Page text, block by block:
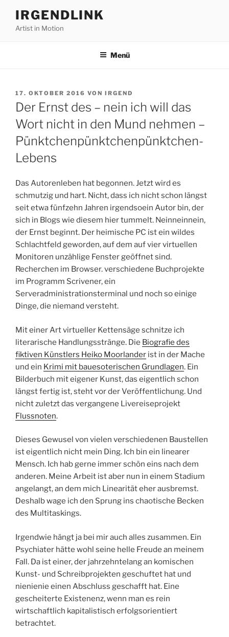
Inhalt
springen
IRGENDLINK
Artist in Motion
Menü
VERÖFFENTLICHT
AM
17. OKTOBER 2016 VON IRGEND
Der Ernst des – nein ich will das
Wort nicht in den Mund nehmen –
Pünktchenpünktchenpünktchen-
Lebens
Das Autorenleben hat begonnen. Jetzt wird es
schmutzig und hart. Nicht, dass ich nicht schon längst
seit etwa fünfzehn Jahren irgendsoein Autor bin, der
sich in Blogs wie diesem hier tummelt. Neinneinnein,
der Ernst beginnt. Der heimische PC ist ein wildes
Schlachtfeld geworden, auf dem auf vier virtuellen
Monitoren unzählige Fenster geöffnet sind.
Recherchen im Browser. verschiedene Buchprojekte
im Programm Scrivener, ein
Serveradministrationsterminal und noch so einige
Dinge, die niemand versteht.
Mit einer Art virtueller Kettensäge schnitze ich
literarische Handlungsstränge. Die Biografie des
fiktiven Künstlers Heiko Moorlander ist in der Mache
und ein Krimi mit bauesoterischen Grundlagen. Ein
Bilderbuch mit eigener Kunst, das eigentlich schon
längst fertig ist, steht vor der Veröffentlichung. Und
nicht zuletzt das vergangene Livereiseprojekt
Flussnoten.
Dieses Gewusel von vielen verschiedenen Baustellen
ist eigentlich nicht mein Ding. Ich bin ein linearer
Mensch. Ich hab gerne immer schön eins nach dem
anderen. Meine Arbeit ist aber nun in einem Stadium
angelangt, an dem mich Linearität eher ausbremst.
Deshalb wage ich den Sprung ins chaotische Becken
des Multitaskings.
Irgendwie hängt ja bei mir auch alles zusammen. Ein
Psychiater hätte wohl seine helle Freude an meinem
Fall. Da ist einer, der jahrzehntelang an komischen
Kunst- und Schreibprojekten geschuftet hat und
nienienie einen Abschluss geschafft hat. Eine
gescheiterte Existenenz, wenn man es rein
wirtschaftlich kapitalistisch erfolgsorientiert
betrachtet.